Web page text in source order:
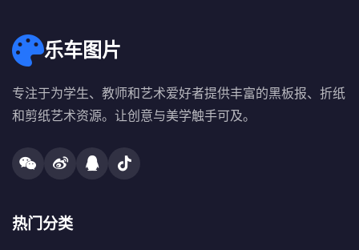
乐车图片
专注于为学生、教师和艺术爱好者提供丰富的黑板报、折纸
和剪纸艺术资源。让创意与美学触手可及。
热门分类